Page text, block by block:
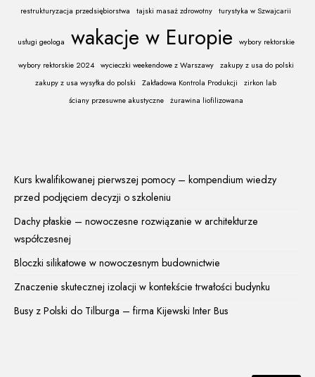
restrukturyzacja przedsiębiorstwa
tajski masaż zdrowotny turystyka w Szwajcarii
usługi geologa wakacje w Europie wybory rektorskie
wybory rektorskie 2024 wycieczki weekendowe z Warszawy
zakupy z usa do polski
zakupy z usa wysyłka do polski
Zakładowa Kontrola Produkcji
zirkon lab
ściany przesuwne akustyczne
żurawina liofilizowana
Kurs kwalifikowanej pierwszej pomocy – kompendium wiedzy
przed podjęciem decyzji o szkoleniu
Dachy płaskie – nowoczesne rozwiązanie w architekturze
współczesnej
Bloczki silikatowe w nowoczesnym budownictwie
Znaczenie skutecznej izolacji w kontekście trwałości budynku
Busy z Polski do Tilburga – firma Kijewski Inter Bus